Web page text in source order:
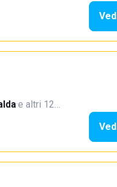
·e altri 12…